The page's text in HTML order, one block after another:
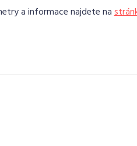
a informace najdete na